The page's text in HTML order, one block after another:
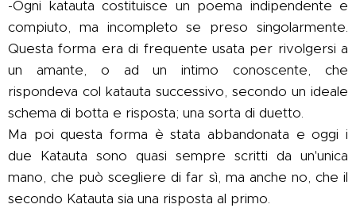
-Ogni katauta costituisce un poema indipendente e
compiuto, ma incompleto se preso singolarmente.
Questa forma era di frequente usata per rivolgersi a
un amante, o ad un intimo conoscente, che
rispondeva col katauta successivo, secondo un ideale
schema di botta e risposta; una sorta di duetto.
Ma poi questa forma è stata abbandonata e oggi i
due Katauta sono quasi sempre scritti da un'unica
mano, che può scegliere di far sì, ma anche no, che il
secondo Katauta sia una risposta al primo.